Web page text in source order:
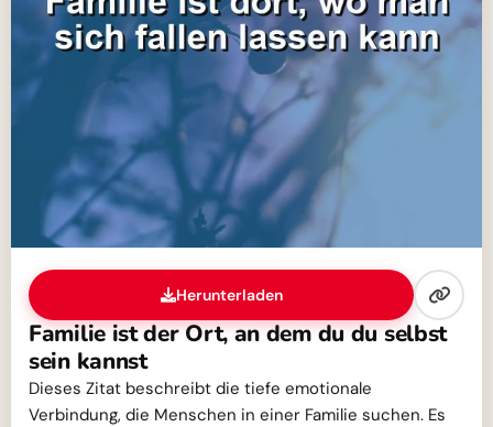
Herunterladen
Familie ist der Ort, an dem du du selbst
sein kannst
Dieses Zitat beschreibt die tiefe emotionale
Verbindung, die Menschen in einer Familie suchen. Es